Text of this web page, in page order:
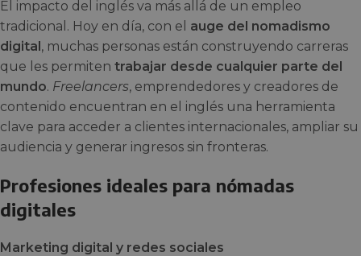
El impacto del inglés va más allá de un empleo
tradicional. Hoy en día, con el auge del nomadismo
digital, muchas personas están construyendo carreras
que les permiten trabajar desde cualquier parte del
mundo. Freelancers, emprendedores y creadores de
contenido encuentran en el inglés una herramienta
clave para acceder a clientes internacionales, ampliar su
audiencia y generar ingresos sin fronteras.
Profesiones ideales para nómadas
digitales
Marketing digital y redes sociales